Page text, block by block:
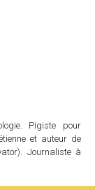
Pigiste pour
et auteur de
Journaliste à